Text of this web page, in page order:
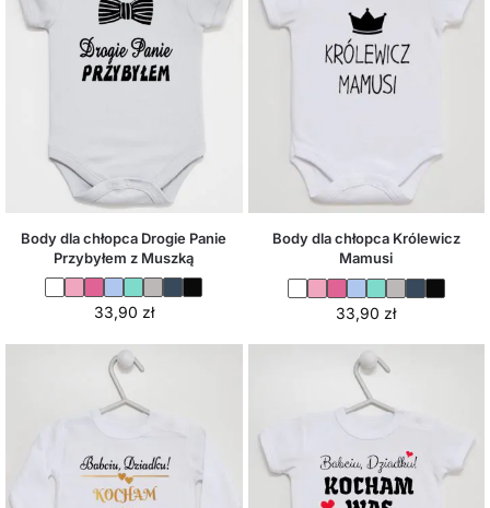
Body dla chłopca Drogie Panie
Przybyłem z Muszką
33,90 zł
Body dla chłopca Królewicz
Mamusi
33,90 zł